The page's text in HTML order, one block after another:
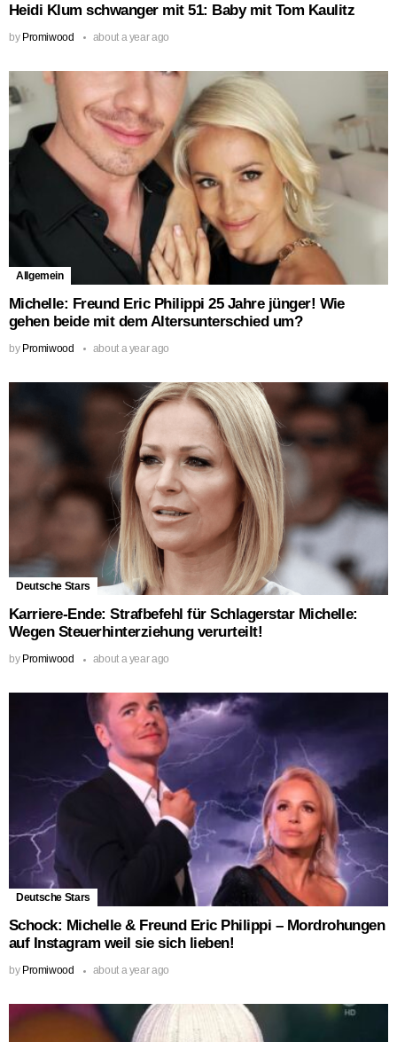
Heidi Klum schwanger mit 51: Baby mit Tom Kaulitz
by Promiwood about a year ago
Allgemein
Michelle: Freund Eric Philippi 25 Jahre jünger! Wie
gehen beide mit dem Altersunterschied um?
by Promiwood about a year ago
Deutsche Stars
Karriere-Ende: Strafbefehl für Schlagerstar Michelle:
Wegen Steuerhinterziehung verurteilt!
by Promiwood about a year ago
Deutsche Stars
Schock: Michelle & Freund Eric Philippi – Mordrohungen
auf Instagram weil sie sich lieben!
by Promiwood about a year ago